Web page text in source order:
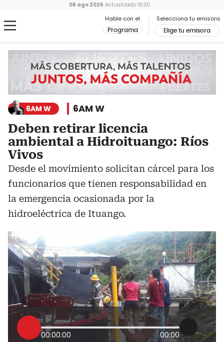
Hable con el
Programa
Selecciona tu emisora
Elige tu emisora
06 ago 2026 Actualizado 16:30
6AM W 6AM W
Deben retirar licencia
ambiental a Hidroituango: Ríos
Vivos
Desde el movimiento solicitan cárcel para los
funcionarios que tienen responsabilidad en
la emergencia ocasionada por la
hidroeléctrica de Ituango.
00:00:00 00:00